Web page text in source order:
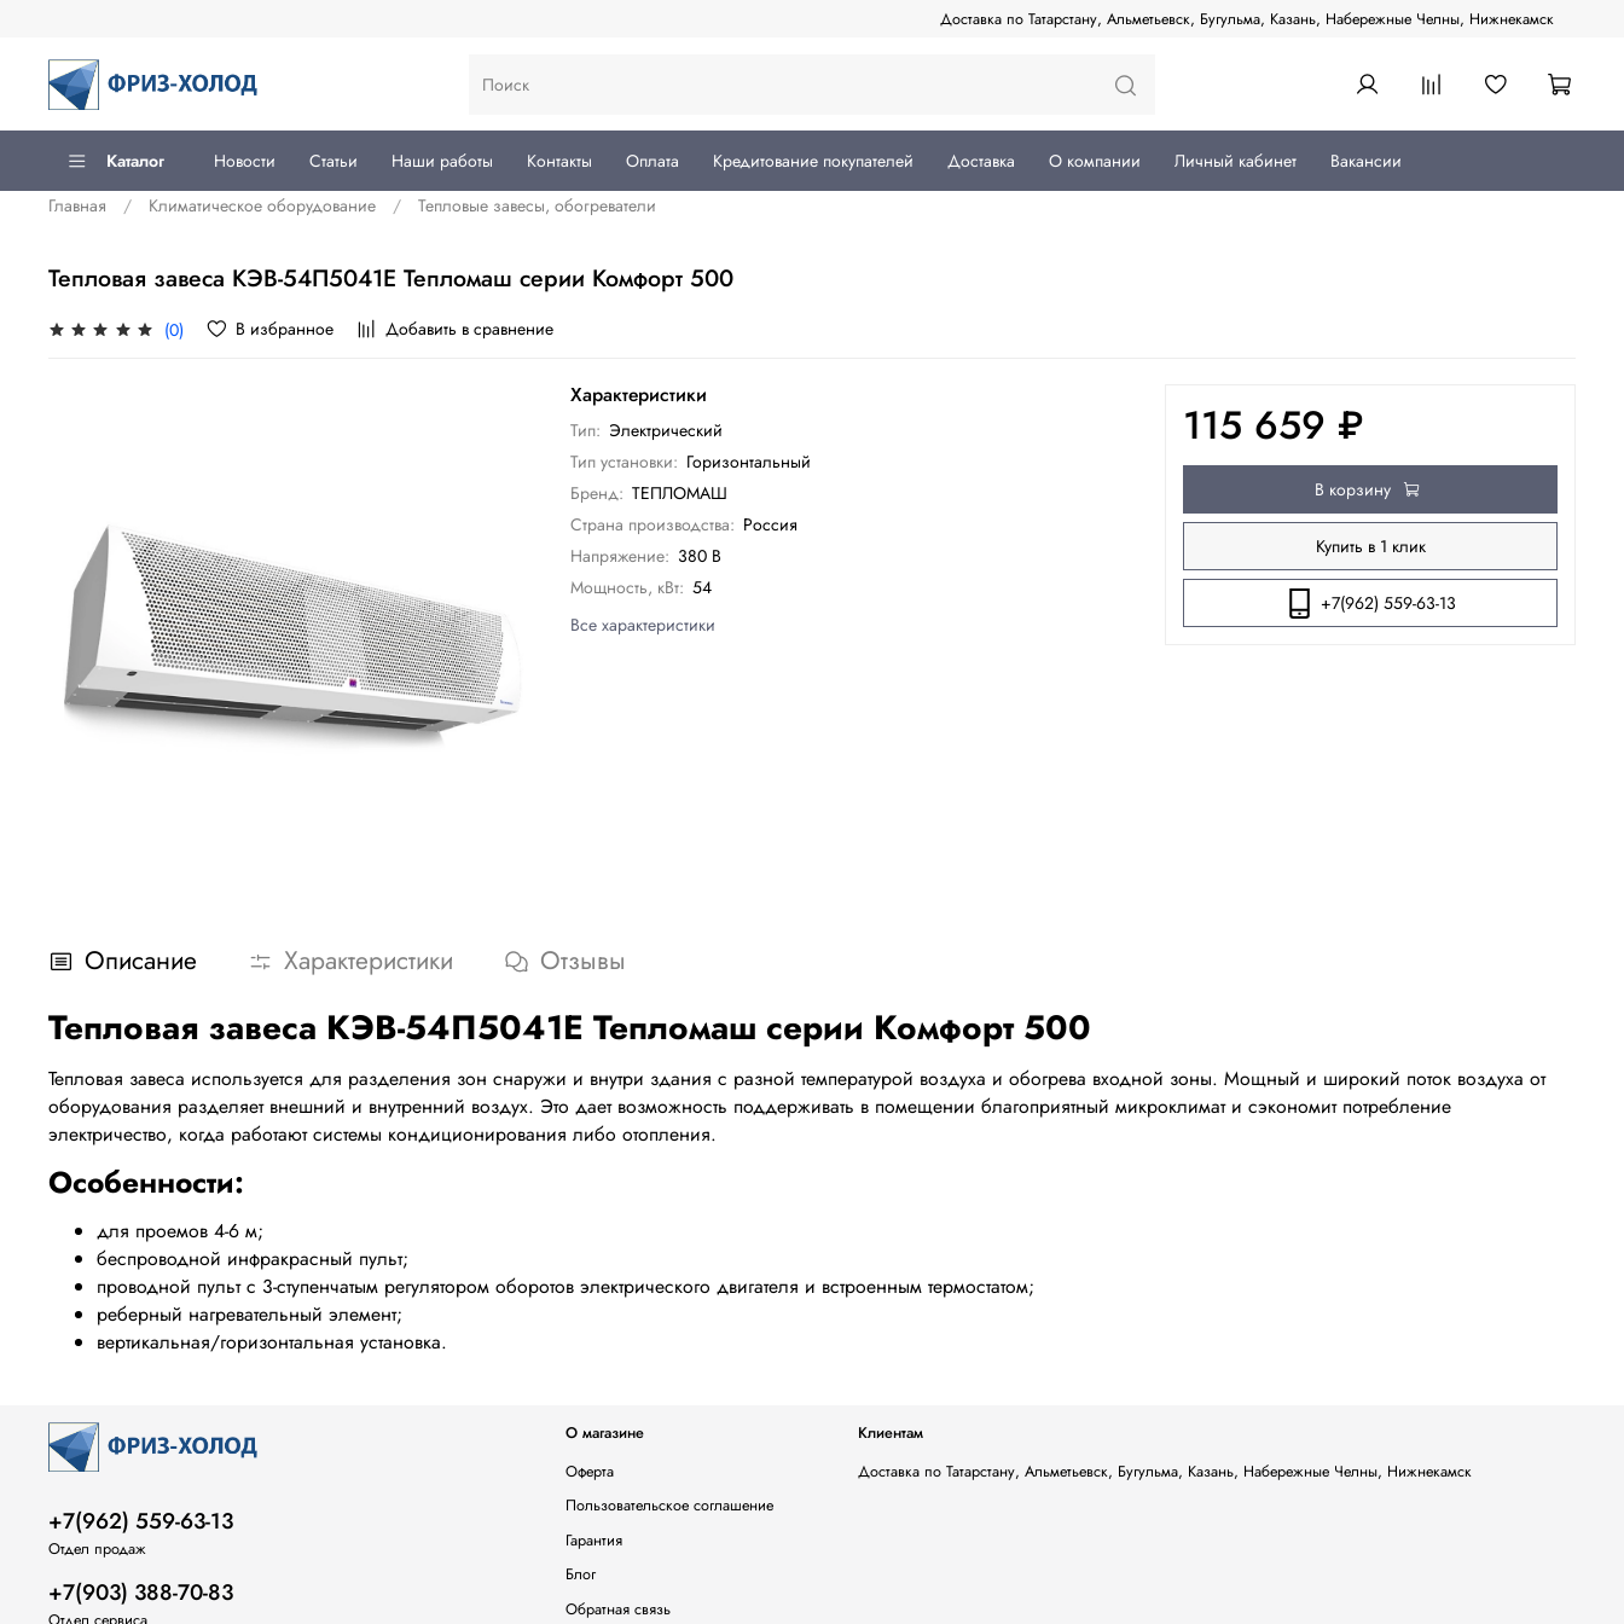
Доставка по Татарстану, Альметьевск, Бугульма, Казань, Набережные Челны, Нижнекамск
Каталог Новости Статьи Наши работы Контакты Оплата Кредитование покупателей Доставка О компании Личный кабинет
Вакансии
Главная
Климатическое оборудование Тепловые завесы, обогреватели
Тепловая завеса КЭВ-54П5041Е Тепломаш серии Комфорт 500
(0) В избранное Добавить в сравнение
Характеристики
Тип: Электрический
Тип установки: Горизонтальный
Бренд: ТЕПЛОМАШ
Страна производства: Россия
Напряжение: 380 В
Мощность, кВт: 54
Все характеристики
115 659 ₽
В корзину
Купить в 1 клик
+7(962) 559-63-13
Описание Характеристики Отзывы
Тепловая завеса КЭВ-54П5041Е Тепломаш серии Комфорт 500
Тепловая завеса используется для разделения зон снаружи и внутри здания с разной температурой воздуха и обогрева входной зоны. Мощный и широкий поток воздуха от
оборудования разделяет внешний и внутренний воздух. Это дает возможность поддерживать в помещении благоприятный микроклимат и сэкономит потребление
электричество, когда работают системы кондиционирования либо отопления.
Особенности:
для проемов 4-6 м;
беспроводной инфракрасный пульт;
проводной пульт с 3-ступенчатым регулятором оборотов электрического двигателя и встроенным термостатом;
реберный нагревательный элемент;
вертикальная/горизонтальная установка.
О магазине
Оферта
Пользовательское соглашение
Гарантия
Блог
Обратная связь
Клиентам
Доставка по Татарстану, Альметьевск, Бугульма, Казань, Набережные Челны, Нижнекамск
+7(962) 559-63-13
Отдел продаж
+7(903) 388-70-83